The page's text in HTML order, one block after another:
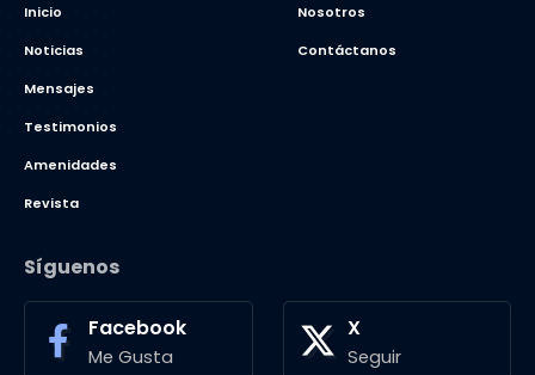
Inicio
Noticias
Mensajes
Testimonios
Amenidades
Revista
Nosotros
Contáctanos
Síguenos
Facebook
Me Gusta
X
Seguir